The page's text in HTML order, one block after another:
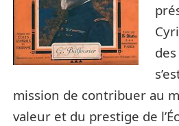
mission de contribuer au
valeur et du prestige de l’É